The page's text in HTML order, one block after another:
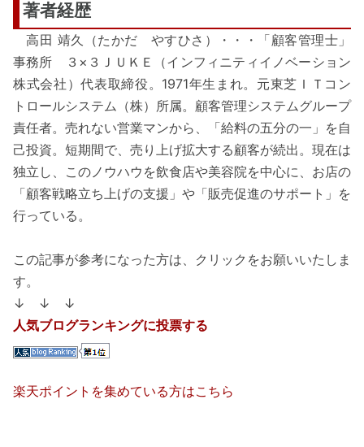
著者経歴
高田 靖久（たかだ やすひさ）・・・「顧客管理士」
事務所 ３×３ＪＵＫＥ（インフィニティイノベーション
株式会社）代表取締役。1971年生まれ。元東芝ＩＴコン
トロールシステム（株）所属。顧客管理システムグループ
責任者。売れない営業マンから、「給料の五分の一」を自
己投資。短期間で、売り上げ拡大する顧客が続出。現在は
独立し、このノウハウを飲食店や美容院を中心に、お店の
「顧客戦略立ち上げの支援」や「販売促進のサポート」を
行っている。
この記事が参考になった方は、クリックをお願いいたしま
す。
↓ ↓ ↓
人気ブログランキングに投票する
楽天ポイントを集めている方はこちら